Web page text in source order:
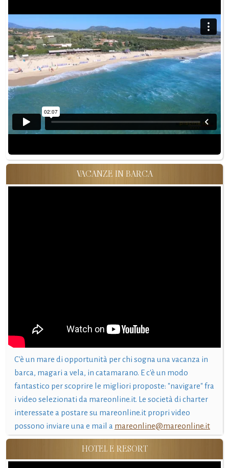
VACANZE IN BARCA
C'è un mare di opportunità per chi sogna una vacanza in
barca, magari a vela, in catamarano. E c'è un modo
fantastico per scoprire le migliori proposte: "navigare" fra
i video selezionati da mareonline.it. Le società di charter
interessate a postare su mareonline.it propri video
possono inviare una e mail a mareonline@mareonline.it
HOTEL E RESORT